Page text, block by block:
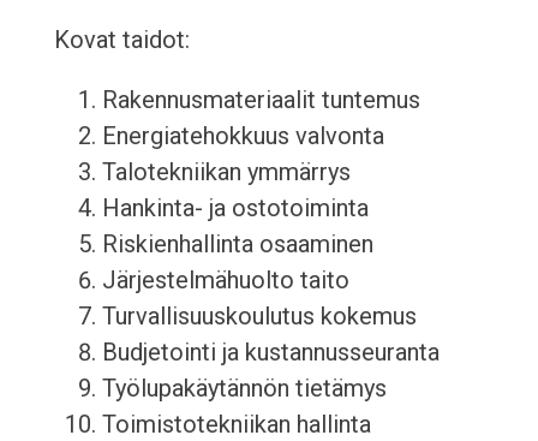
Kovat taidot:
Rakennusmateriaalit tuntemus
Energiatehokkuus valvonta
Talotekniikan ymmärrys
Hankinta- ja ostotoiminta
Riskienhallinta osaaminen
Järjestelmähuolto taito
Turvallisuuskoulutus kokemus
Budjetointi ja kustannusseuranta
Työlupakäytännön tietämys
Toimistotekniikan hallinta